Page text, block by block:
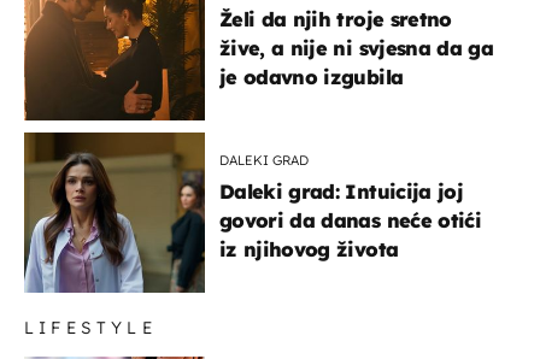
Želi da njih troje sretno
žive, a nije ni svjesna da ga
je odavno izgubila
DALEKI GRAD
Daleki grad: Intuicija joj
govori da danas neće otići
iz njihovog života
LIFESTYLE